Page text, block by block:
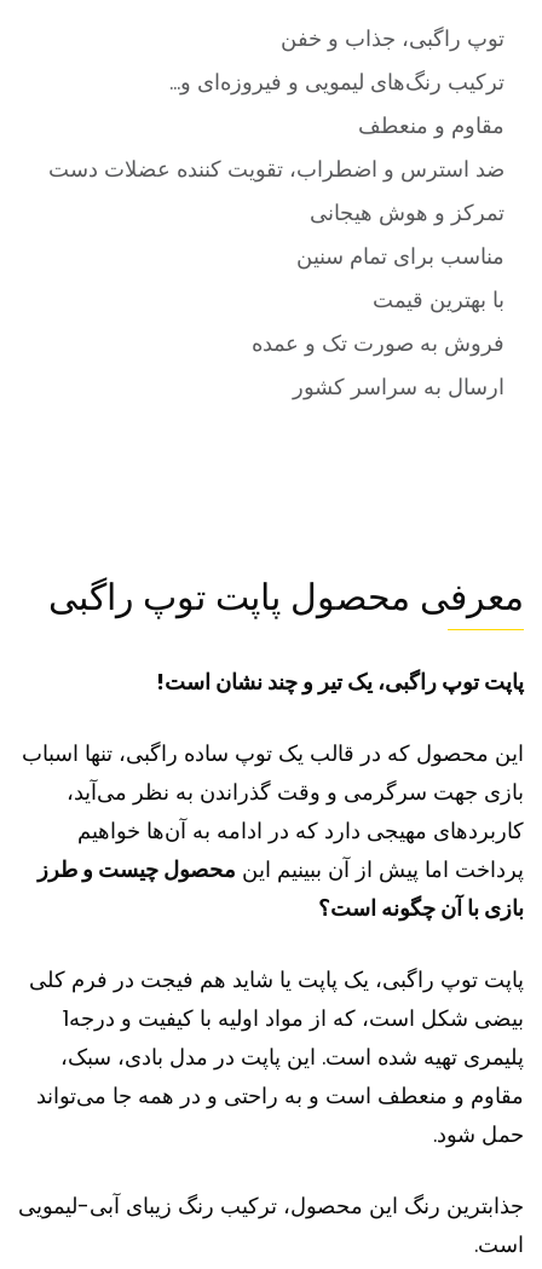
توپ راگبی، جذاب و خفن
ترکیب رنگ‌های لیمویی و فیروزه‌ای و…
مقاوم و منعطف
ضد استرس و اضطراب، تقویت کننده عضلات دست
تمرکز و هوش هیجانی
مناسب برای تمام سنین
با بهترین قیمت
فروش به صورت تک و عمده
ارسال به سراسر کشور
معرفی محصول پاپت توپ راگبی
پاپت توپ راگبی، یک تیر و چند نشان است!
این محصول که در قالب یک توپ ساده راگبی، تنها اسباب
بازی جهت سرگرمی و وقت گذراندن به نظر می‌آید،
کاربردهای مهیجی دارد که در ادامه به آن‌ها خواهیم
پرداخت اما پیش از آن ببینیم این محصول چیست و طرز
بازی با آن چگونه است؟
پاپت توپ راگبی، یک پاپت یا شاید هم فیجت در فرم کلی
بیضی شکل است، که از مواد اولیه با کیفیت و درجه1
پلیمری تهیه شده است. این پاپت در مدل بادی، سبک،
مقاوم و منعطف است و به راحتی و در همه جا می‌تواند
حمل شود.
جذابترین رنگ این محصول، ترکیب رنگ زیبای آبی-لیمویی
است.